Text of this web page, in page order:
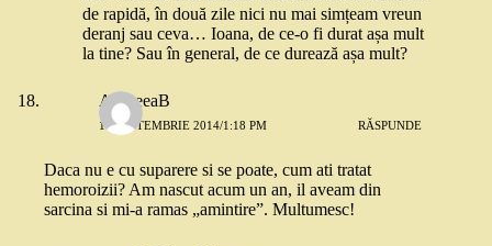
de rapidă, în două zile nici nu mai simțeam vreun
deranj sau ceva… Ioana, de ce-o fi durat așa mult
la tine? Sau în general, de ce durează așa mult?
AndreeaB
10 SEPTEMBRIE 2014/1:18 PM RĂSPUNDE
Daca nu e cu suparere si se poate, cum ati tratat
hemoroizii? Am nascut acum un an, il aveam din
sarcina si mi-a ramas „amintire”. Multumesc!